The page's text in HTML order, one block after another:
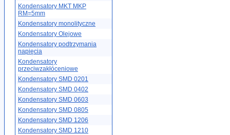
Kondensatory MKT MKP
RM=5mm
Kondensatory monolityczne
Kondensatory Olejowe
Kondensatory podtrzymania
napięcia
Kondensatory
przeciwzakłóceniowe
Kondensatory SMD 0201
Kondensatory SMD 0402
Kondensatory SMD 0603
Kondensatory SMD 0805
Kondensatory SMD 1206
Kondensatory SMD 1210